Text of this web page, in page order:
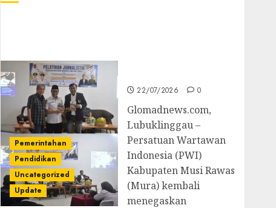
Pemerintahan
Pendidikan
Uncategorized
Update
22/07/2026 0
Glomadnews.com,
Lubuklinggau –
Persatuan Wartawan
Indonesia (PWI)
Kabupaten Musi Rawas
(Mura) kembali
menegaskan